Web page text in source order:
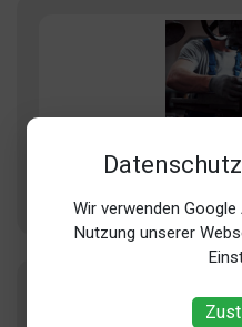
Wir verwenden
Nutzung unserer
Schlüsseldienst
Alt-Fechenheim 81, 60386